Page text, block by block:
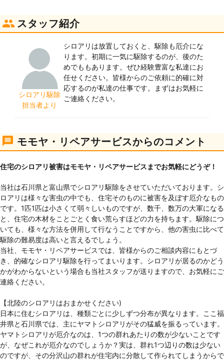
スタッフ紹介
シロアリ駆除
担当者より
シロアリは放置しておくと、駆除も厄介にな
ります。初期に一気に駆除するのが、後のた
めでももあります。ぜひ経験豊富な私達にお
任せください。皆様からのご依頼に的確に対
応するのが私達の仕事です。まずはお気軽に
ご連絡ください。
モモヤ・リペアサービスからのコメント
住宅のシロアリ被害はモモヤ・リペアサービスまでお気軽にどうぞ！
当社は石川県と富山県でシロアリ駆除をさせていただいております。シ
ロアリは様々な害虫の中でも、住宅そのものに被害を及ぼす厄介なもの
です。1匹1匹は小さくて弱々しいものですが、数千、数万の大軍になる
と、住宅の木材をことごとく食い荒らすほどの力を持ちます。駆除につ
いても、様々な方法を併用して行なうことですから、他の害虫に比べて
駆除の難易度は高いと言えるでしょう。
当社、モモヤ・リペアサービスでは、皆様からのご相談内容にもとづ
き、的確なシロアリ駆除を行ってまいります。シロアリが居るのかどう
かがわからないという場合も当社スタッフが送りますので、お気軽にご
連絡ください。
【北陸のシロアリはおまかせください)
日本に住むシロアリは、種類ごとに少しずつ分布が異なります。ここ福
井県と石川県では、主にヤマトシロアリがその猛威を振るっています。
ヤマトシロアリが厄介なのは、1つの群れあたりの数が少ないことです
が、なぜこれが厄介なのでしょうか？実は、群れ1つ辺りの数は少ない
のですが、その分沢山の群れが住宅内に分散して作られてしまうからで